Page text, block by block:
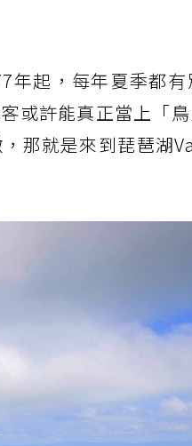
年起，每年夏季都
或許能真正當上「
那就是來到琵琶湖